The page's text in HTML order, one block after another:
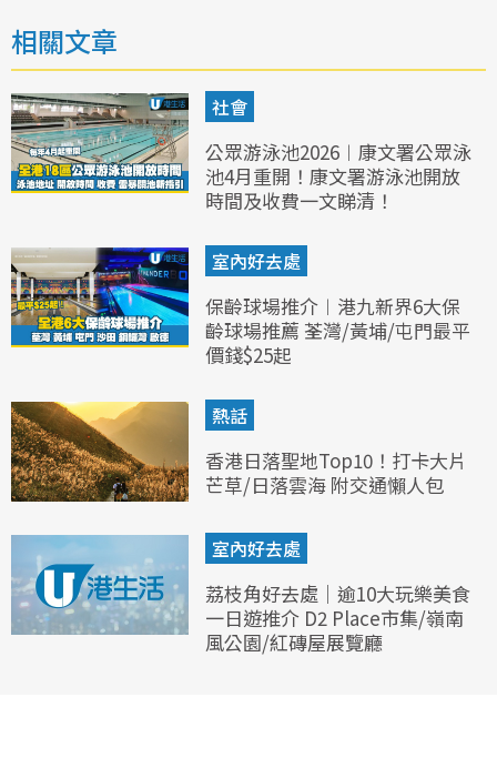
相關文章
社會
公眾游泳池2026︱康文署公眾泳
池4月重開！康文署游泳池開放
時間及收費一文睇清！
室內好去處
保齡球場推介︱港九新界6大保
齡球場推薦 荃灣/黃埔/屯門最平
價錢$25起
熱話
香港日落聖地Top10！打卡大片
芒草/日落雲海 附交通懶人包
室內好去處
荔枝角好去處｜逾10大玩樂美食
一日遊推介 D2 Place市集/嶺南
風公園/紅磚屋展覽廳